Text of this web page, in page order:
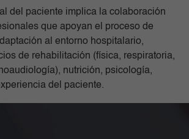
del paciente implica la colaboración
que apoyan el proceso de
al entorno hospitalario,
de rehabilitación (física, respiratoria,
nutrición, psicología,
del paciente.